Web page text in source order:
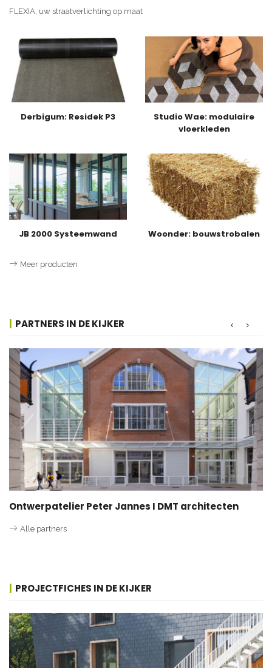
FLEXIA, uw straatverlichting op maat
Derbigum: Residek P3
Studio Wae: modulaire
vloerkleden
JB 2000 Systeemwand Woonder: bouwstrobalen
Meer producten
PARTNERS IN DE KIJKER
Ontwerpatelier Peter Jannes I DMT architecten
Alle partners
PROJECTFICHES IN DE KIJKER